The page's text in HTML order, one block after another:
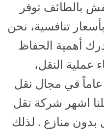
بالطائف توفر
تنافسية، نحن
أهمية الحفاظ
عملية النقل،
فلدينا خبرة تزيد عن 20 عاماً في مجال نقل
اشهر شركة نقل
منازع . لذلك